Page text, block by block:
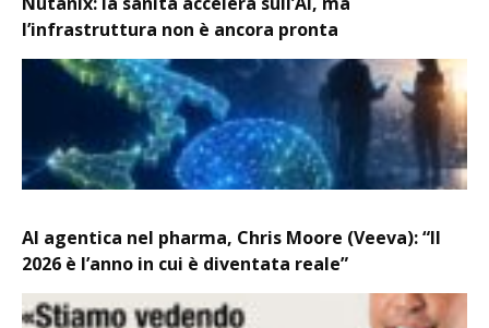
l’infrastruttura non è ancora pronta
AI agentica nel pharma, Chris Moore (Veeva): “Il
2026 è l’anno in cui è diventata reale”